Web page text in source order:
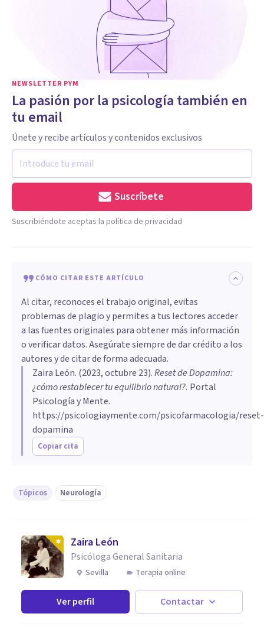
NEWSLETTER PYM
La pasión por la psicología también en
tu email
Únete y recibe artículos y contenidos exclusivos
Suscríbete
Suscribiéndote aceptas la política de privacidad
CÓMO CITAR ESTE ARTÍCULO
Al citar, reconoces el trabajo original, evitas
problemas de plagio y permites a tus lectores acceder
a las fuentes originales para obtener más información
o verificar datos. Asegúrate siempre de dar crédito a los
autores y de citar de forma adecuada.
Zaira León. (2023, octubre 23).Reset de Dopamina:
¿cómo restablecer tu equilibrio natural?. Portal
Psicología y Mente.
https://psicologiaymente.com/psicofarmacologia/reset-
dopamina
Copiar cita
Tópicos Neurología
Zaira León
Psicóloga General Sanitaria
Sevilla Terapia online
Ver perfil Contactar